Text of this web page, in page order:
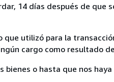
14 días después de que
utilizó para la
cargo como resultado
o hasta que nos